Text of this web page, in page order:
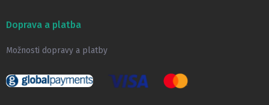
Doprava a platba
Možnosti dopravy a platby